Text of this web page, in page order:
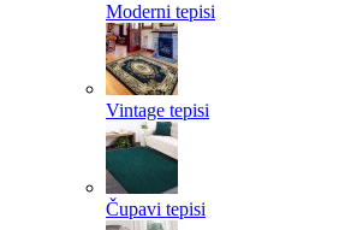
Moderni tepisi
Vintage tepisi
Čupavi tepisi